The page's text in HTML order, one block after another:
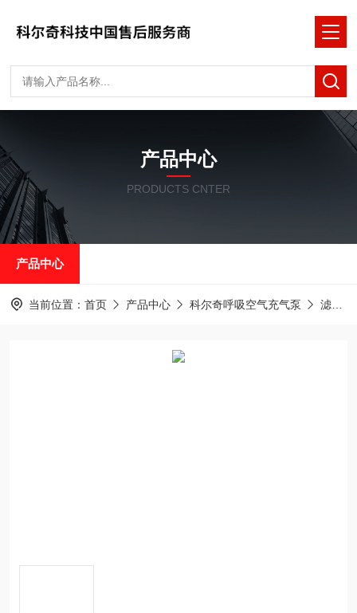
产品中心
PRODUCTS CNTER
产品中心
当前位置： 首页 产品中心 科尔奇呼吸空气充气泵 滤芯